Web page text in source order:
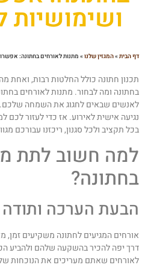
ושימושיות
הבית»המגזין שלנו»מתנות לאורחים בחתונה: אפשרויות
חתונה כולל החלטות רבות, ואחת
ומה לבחור. מתנות לאורחים
שבאים לחגוג את השמחה שלכם. הן
אישית לאירוע. אז כדי לעזור לכם
תקציב ולכל סגנון, ריכזנו עבורכם
חשוב לתת
הערכה ותודה
המגיעים לחתונה משקיעים זמן,
יפה להכיר בהשקעה שלהם ולהביע
שאתם מעריכים את הנוכחות